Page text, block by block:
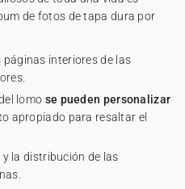
de fotos de tapa dura por
páginas interiores de las
lomo se pueden personalizar
apropiado para resaltar el
la distribución de las